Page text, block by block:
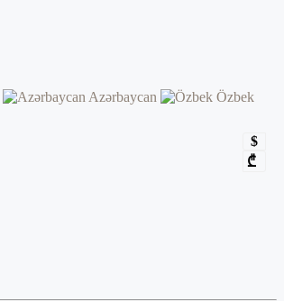
Azərbaycan
Özbek
$
₾